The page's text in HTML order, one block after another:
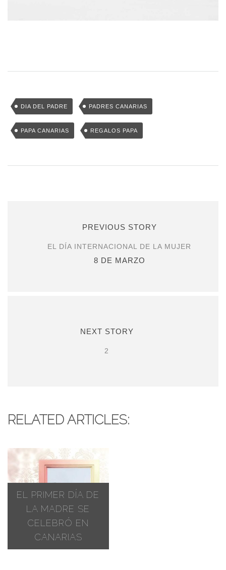
DIA DEL PADRE PADRES CANARIAS
PAPA CANARIAS REGALOS PAPA
PREVIOUS STORY
EL DÍA INTERNACIONAL DE LA MUJER
8 DE MARZO
NEXT STORY
2
RELATED ARTICLES:
EL PRIMER DÍA DE
LA MADRE SE
CELEBRÓ EN
CANARIAS